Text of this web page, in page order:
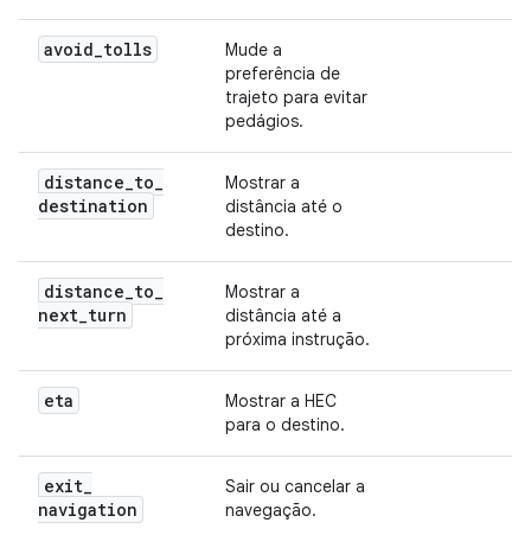
avoid tolls
Mude a
preferência de
trajeto para evitar
pedágios.
distance to
destination
Mostrar a
distância até o
destino.
distance to
next turn
Mostrar a
distância até a
próxima instrução.
eta
Mostrar a HEC
para o destino.
exit
navigation
Sair ou cancelar a
navegação.